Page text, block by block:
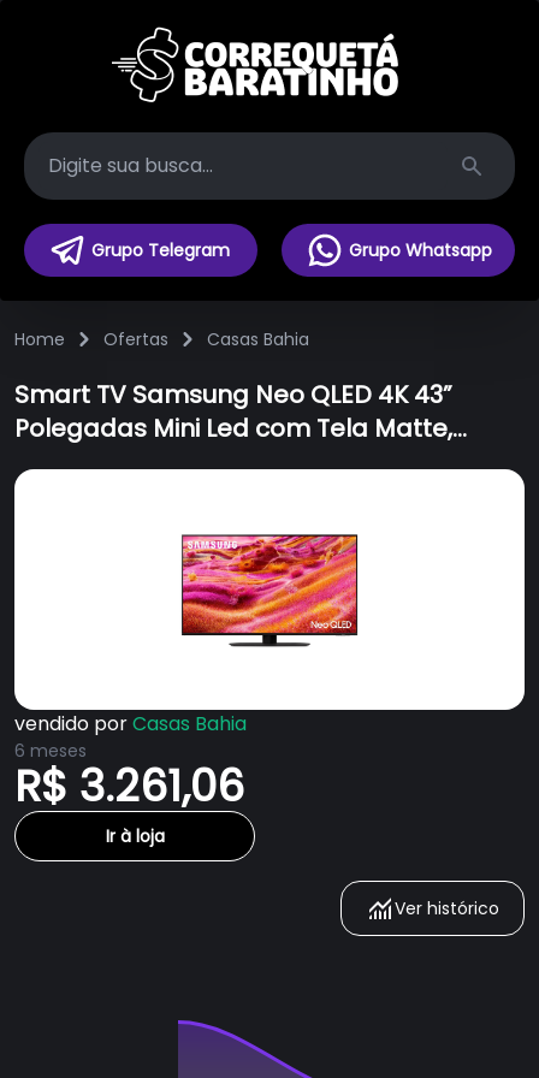
Search
Grupo Telegram Grupo Whatsapp
Home Ofertas Casas Bahia
Smart TV Samsung Neo QLED 4K 43”
Polegadas Mini Led com Tela Matte,
Controle por Gestos e Wi-Fi -
QN43QN90FAGXZD - Bivolt
vendido porCasas Bahia
6 meses
R$ 3.261,06
Ir à loja
Ver histórico